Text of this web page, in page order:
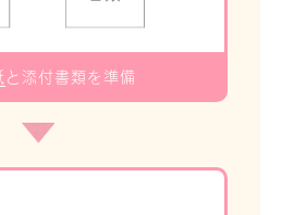
と添付書類を準備